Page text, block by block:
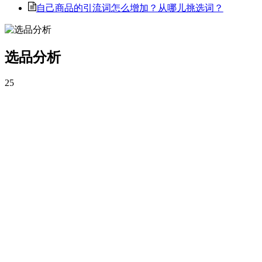
自己商品的引流词怎么增加？从哪儿挑选词？
选品分析
25